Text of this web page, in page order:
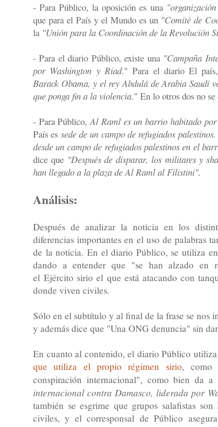
- Para Público, la oposición es una
que para el País y el Mundo es un "Comité de
la "Unión para la Coordinación de la Revolución
- Para el diario Público, existe una "Campaña
por Washington y Riad." Para el diario El
Barack Obama, y el rey Abdulá de Arabia Saudí
que ponga fin a la violencia." En lo otros dos no
- Para Público,Al Raml es un barrio habitado por
País es sede de un campo de refugiados palestinos.
desde un campo de refugiados palestinos en el
dice que "Después de disparar, los militares y
han llegado a la plaza de Al Raml al Filistini".
Análisis:
Después de analizar la noticia en los
diferencias importantes en el uso de palabras
de la noticia. En el diario Público, se utiliza
dando a entender que "se han alzado en
el Ejército sirio el que está atacando con
donde viven civiles.
Sólo en el subtítulo y al final de la frase se nos
y además dice que "Una ONG denuncia" sin
En cuanto al contenido, el diario Público
que utiliza el propio régimen sirio, como
conspiración internacional", como bien da
internacional contra Damasco, liderada por
también se esgrime que grupos salafistas
civiles, y el corresponsal de Público